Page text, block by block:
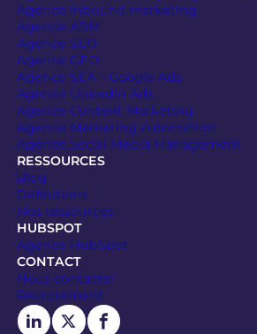
Agence Inbound marketing
Agence ABM
Agence SEO
Agence GEO
Agence SEA – Google Ads
Agence LinkedIn Ads
Agence Content Marketing
Agence Marketing automation
Agence Social Media Management
RESSOURCES
Blog
Définitions
Nos ressources
HUBSPOT
Agence HubSpot
CONTACT
Nous contacter
Recrutement